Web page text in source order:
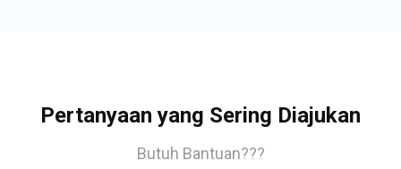
Pertanyaan yang Sering Diajukan
Butuh Bantuan???